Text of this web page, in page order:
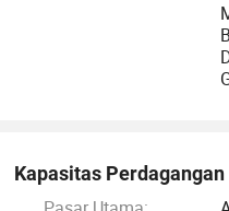
Kapasitas Perdagangan